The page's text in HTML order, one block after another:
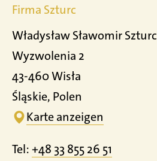
Firma Szturc
Władysław Sławomir Szturc
Wyzwolenia 2
43-460 Wisła
Śląskie, Polen
Karte anzeigen
Tel:+48 33 855 26 51